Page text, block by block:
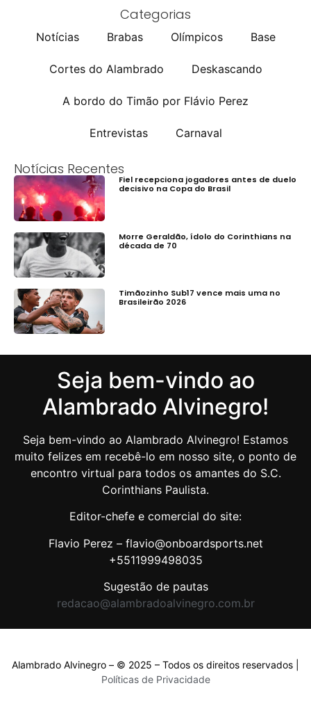
Categorias
Notícias Brabas Olímpicos Base
Cortes do Alambrado Deskascando
A bordo do Timão por Flávio Perez
Entrevistas Carnaval
Notícias Recentes
Fiel recepciona jogadores antes de duelo
decisivo na Copa do Brasil
Morre Geraldão, ídolo do Corinthians na
década de 70
Timãozinho Sub17 vence mais uma no
Brasileirão 2026
Seja bem-vindo ao
Alambrado Alvinegro!
Seja bem-vindo ao Alambrado Alvinegro! Estamos
muito felizes em recebê-lo em nosso site, o ponto de
encontro virtual para todos os amantes do S.C.
Corinthians Paulista.
Editor-chefe e comercial do site:
Flavio Perez – flavio@onboardsports.net
+5511999498035
Sugestão de pautas
redacao@alambradoalvinegro.com.br
Alambrado Alvinegro – © 2025 – Todos os direitos reservados |
Políticas de Privacidade